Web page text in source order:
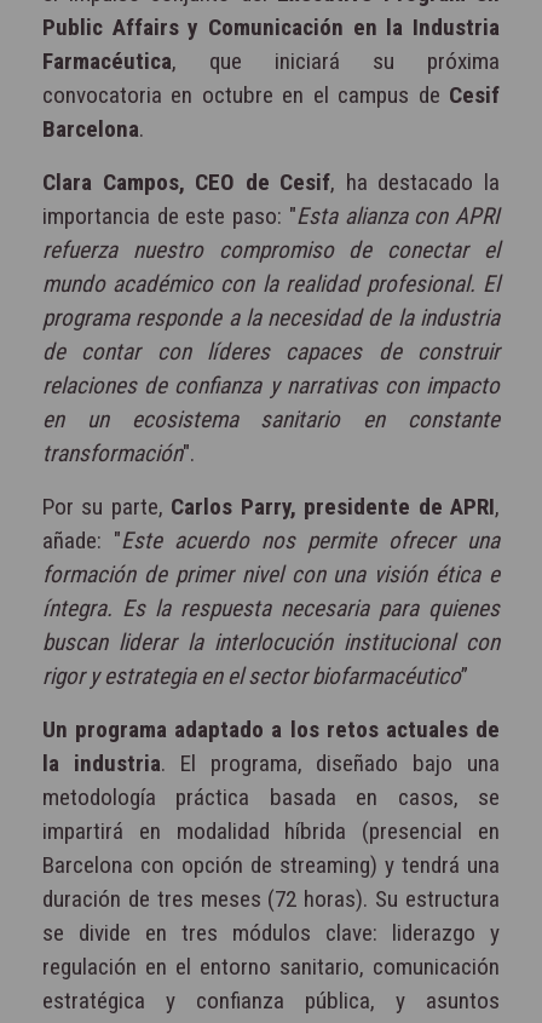
Public Affairs y Comunicación en la Industria
Farmacéutica, que iniciará su próxima
convocatoria en octubre en el campus de Cesif
Barcelona.
Clara Campos, CEO de Cesif, ha destacado la
importancia de este paso: "Esta alianza con APRI
refuerza nuestro compromiso de conectar el
mundo académico con la realidad profesional. El
programa responde a la necesidad de la industria
de contar con líderes capaces de construir
relaciones de confianza y narrativas con impacto
en un ecosistema sanitario en constante
transformación".
Por su parte, Carlos Parry, presidente de APRI,
añade: "Este acuerdo nos permite ofrecer una
formación de primer nivel con una visión ética e
íntegra. Es la respuesta necesaria para quienes
buscan liderar la interlocución institucional con
rigor y estrategia en el sector biofarmacéutico”
Un programa adaptado a los retos actuales de
la industria. El programa, diseñado bajo una
metodología práctica basada en casos, se
impartirá en modalidad híbrida (presencial en
Barcelona con opción de streaming) y tendrá una
duración de tres meses (72 horas). Su estructura
se divide en tres módulos clave: liderazgo y
regulación en el entorno sanitario, comunicación
estratégica y confianza pública, y asuntos